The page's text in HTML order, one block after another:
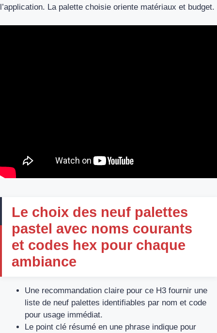
l’application. La palette choisie oriente matériaux et budget.
Le choix des neuf palettes
pastel avec noms courants
et codes hex pour chaque
ambiance
Une recommandation claire pour ce H3 fournir une
liste de neuf palettes identifiables par nom et code
pour usage immédiat.
Le point clé résumé en une phrase indique pour